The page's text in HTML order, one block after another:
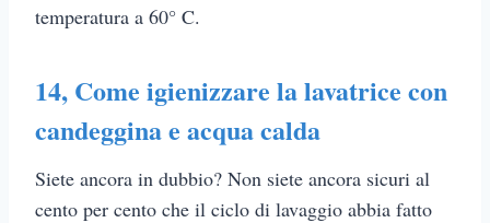
temperatura a 60° C.
14, Come igienizzare la lavatrice con
candeggina e acqua calda
Siete ancora in dubbio? Non siete ancora sicuri al
cento per cento che il ciclo di lavaggio abbia fatto